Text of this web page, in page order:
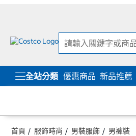
全站分類 優惠商品 新品推薦
首頁 服飾時尚 男裝服飾 男褲裝